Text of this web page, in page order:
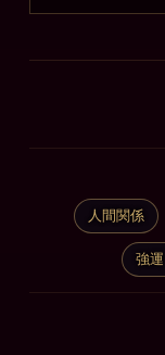
人間関係
強